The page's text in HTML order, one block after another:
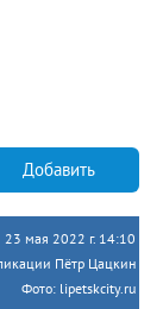
Добавить
23 мая 2022 г. 14:10
Пётр Цацкин
Фото: lipetskcity.ru